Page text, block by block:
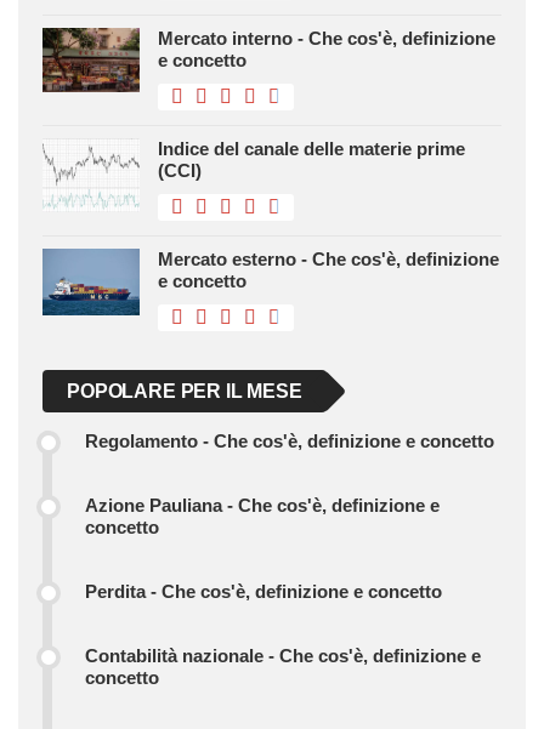
Mercato interno - Che cos'è, definizione
e concetto
Indice del canale delle materie prime
(CCI)
Mercato esterno - Che cos'è, definizione
e concetto
POPOLARE PER IL MESE
Regolamento - Che cos'è, definizione e concetto
Azione Pauliana - Che cos'è, definizione e
concetto
Perdita - Che cos'è, definizione e concetto
Contabilità nazionale - Che cos'è, definizione e
concetto